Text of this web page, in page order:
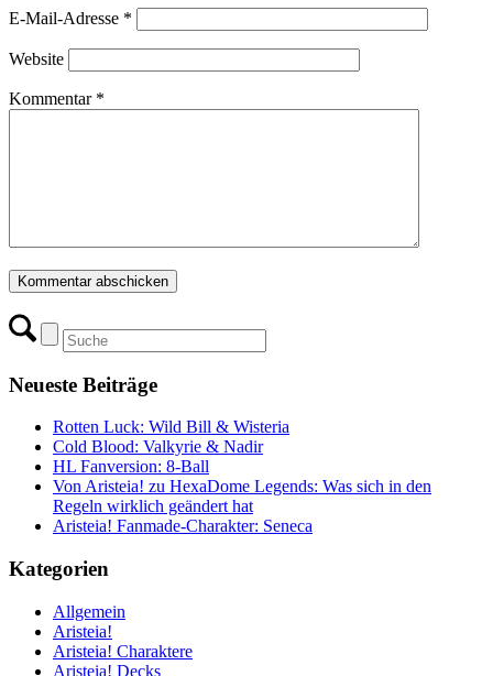
E-Mail-Adresse *
Website
Kommentar *
Neueste Beiträge
Rotten Luck: Wild Bill & Wisteria
Cold Blood: Valkyrie & Nadir
HL Fanversion: 8-Ball
Von Aristeia! zu HexaDome Legends: Was sich in den
Regeln wirklich geändert hat
Aristeia! Fanmade-Charakter: Seneca
Kategorien
Allgemein
Aristeia!
Aristeia! Charaktere
Aristeia! Decks